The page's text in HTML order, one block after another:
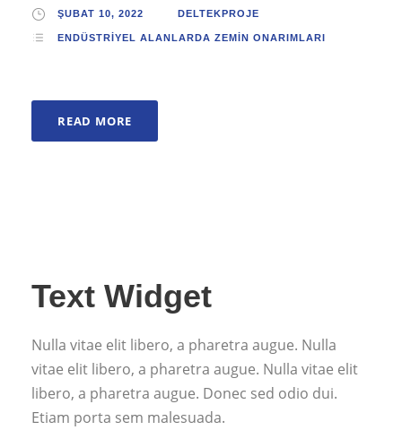
ŞUBAT 10, 2022 DELTEKPROJE
ENDÜSTRIYEL ALANLARDA ZEMIN ONARIMLARI
READ MORE
Text Widget
Nulla vitae elit libero, a pharetra augue. Nulla
vitae elit libero, a pharetra augue. Nulla vitae elit
libero, a pharetra augue. Donec sed odio dui.
Etiam porta sem malesuada.